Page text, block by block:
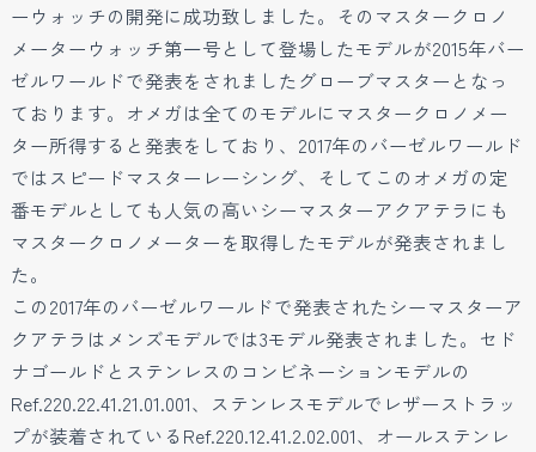
ーウォッチの開発に成功致しました。そのマスタークロノ
メーターウォッチ第一号として登場したモデルが2015年バー
ゼルワールドで発表をされましたグローブマスターとなっ
ております。オメガは全てのモデルにマスタークロノメー
ター所得すると発表をしており、2017年のバーゼルワールド
ではスピードマスターレーシング、そしてこのオメガの定
番モデルとしても人気の高いシーマスターアクアテラにも
マスタークロノメーターを取得したモデルが発表されまし
た。
この2017年のバーゼルワールドで発表されたシーマスターア
クアテラはメンズモデルでは3モデル発表されました。セド
ナゴールドとステンレスのコンビネーションモデルの
Ref.220.22.41.21.01.001、ステンレスモデルでレザーストラッ
プが装着されているRef.220.12.41.2.02.001、オールステンレ